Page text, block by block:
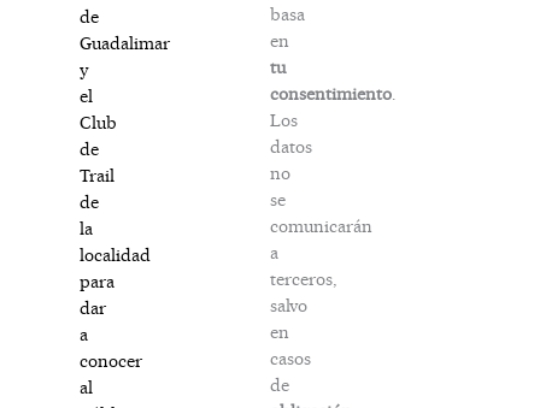
de
Guadalimar
y
el
Club
de
Trail
de
la
localidad
para
dar
a
conocer
al
basa
en
tu
consentimiento.
Los
datos
no
se
comunicarán
a
terceros,
salvo
en
casos
de